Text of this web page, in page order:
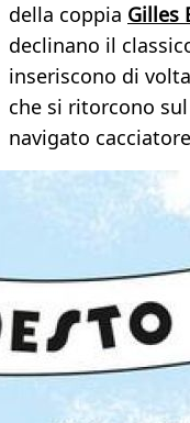
della coppia Gilles
declinano il
inseriscono di
che si ritorcono
navigato